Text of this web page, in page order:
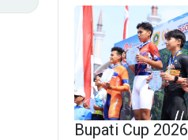
Bupati Cup 2026